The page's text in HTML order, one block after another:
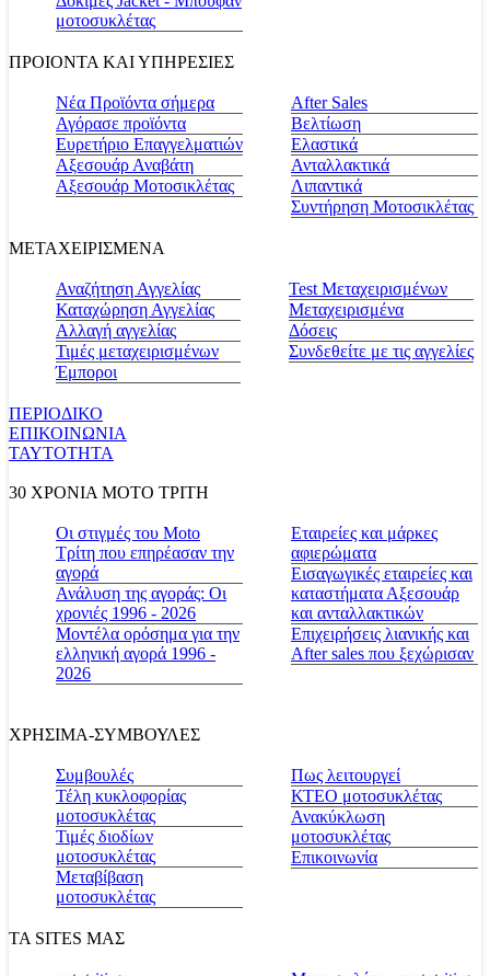
μοτοσυκλέτας
ΠΡΟΙΟΝΤΑ ΚΑΙ ΥΠΗΡΕΣΙΕΣ
Νέα Προϊόντα σήμερα
Αγόρασε προϊόντα
Ευρετήριο Επαγγελματιών
Αξεσουάρ Αναβάτη
Αξεσουάρ Μοτοσικλέτας
Αfter Sales
Βελτίωση
Ελαστικά
Ανταλλακτικά
Λιπαντικά
Συντήρηση Μοτοσικλέτας
ΜΕΤΑΧΕΙΡΙΣΜΕΝΑ
Αναζήτηση Αγγελίας
Καταχώρηση Αγγελίας
Αλλαγή αγγελίας
Τιμές μεταχειρισμένων
Έμποροι
Test Μεταχειρισμένων
Μεταχειρισμένα
Δόσεις
Συνδεθείτε με τις αγγελίες
ΠΕΡΙΟΔΙΚΟ
ΕΠΙΚΟΙΝΩΝΙΑ
ΤΑΥΤΟΤΗΤΑ
30 ΧΡΟΝΙΑ MOTO ΤΡΙΤΗ
Οι στιγμές του Moto
Τρίτη που επηρέασαν την
αγορά
Ανάλυση της αγοράς: Οι
χρονιές 1996 - 2026
Μοντέλα ορόσημα για την
ελληνική αγορά 1996 -
2026
Εταιρείες και μάρκες
αφιερώματα
Εισαγωγικές εταιρείες και
καταστήματα Αξεσουάρ
και ανταλλακτικών
Επιχειρήσεις λιανικής και
After sales που ξεχώρισαν
ΧΡΗΣΙΜΑ-ΣΥΜΒΟΥΛΕΣ
Συμβουλές
Τέλη κυκλοφορίας
μοτοσυκλέτας
Τιμές διοδίων
μοτοσυκλέτας
Μεταβίβαση
μοτοσυκλέτας
Πως λειτουργεί
ΚΤΕΟ μοτοσυκλέτας
Ανακύκλωση
μοτοσυκλέτας
Επικοινωνία
ΤΑ SITES ΜΑΣ